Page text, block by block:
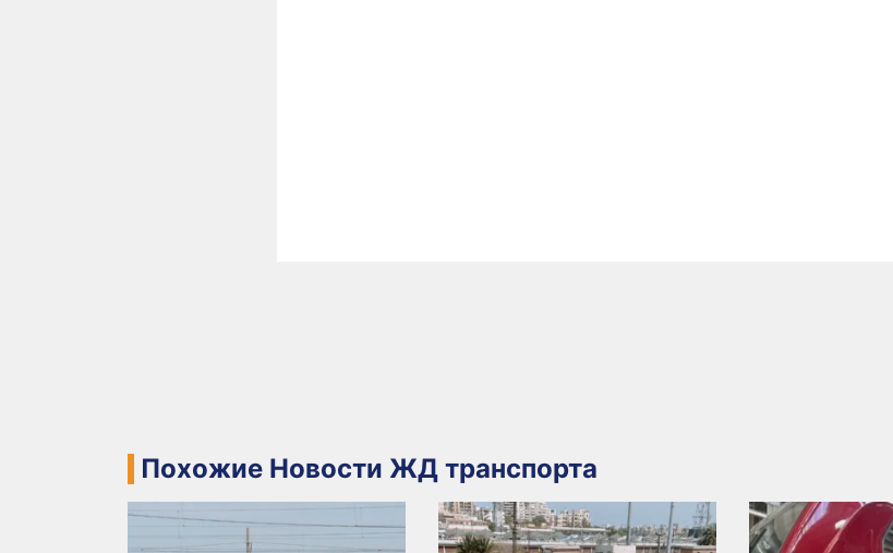
Похожие Новости ЖД транспорта